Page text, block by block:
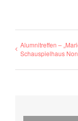
Alumnitreffen –
Schauspielhaus